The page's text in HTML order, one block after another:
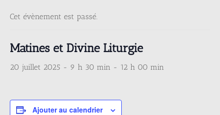
Cet évènement est passé.
Matines et Divine Liturgie
20 juillet 2025 - 9 h 30 min - 12 h 00 min
Ajouter au calendrier